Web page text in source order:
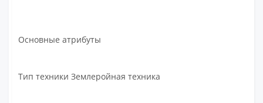
Основные атрибуты
Тип техники Землеройная техника